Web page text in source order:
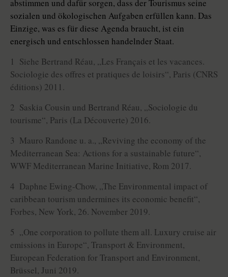
abstimmen und dafür sorgen, dass der Tourismus seine
so­zia­len und ökologischen Aufgaben erfüllen kann. Das
Einzige, was es für diese Agenda braucht, ist ein
energisch und entschlossen handelnder Staat.
1 Siehe Bertrand Réau, „Les Français et les vacances.
Sociologie des offres et pratiques de loisirs“, Paris (­CNRS
éditions) 2011.
2 Saskia Cousin und Bertrand Réau, „Sociologie du
tourisme“, Paris (La Découverte) 2016.
3 Mauro Randone u. a., „Reviving the economy of the
Mediterranean Sea: Actions for a sustainable future“,
WWF Mediterranean Marine Initiative, Rom 2017.
4 Daphne Ewing-Chow, „The Environmental impact of
caribbean tourism undermines its economic benefit“,
Forbes, New York, 26. November 2019.
5 „One corporation to pollute them all. Luxury cruise air
emissions in Europe“, Transport & Environment,
European Federation for Transport and Environment,
Brüssel, Juni 2019.